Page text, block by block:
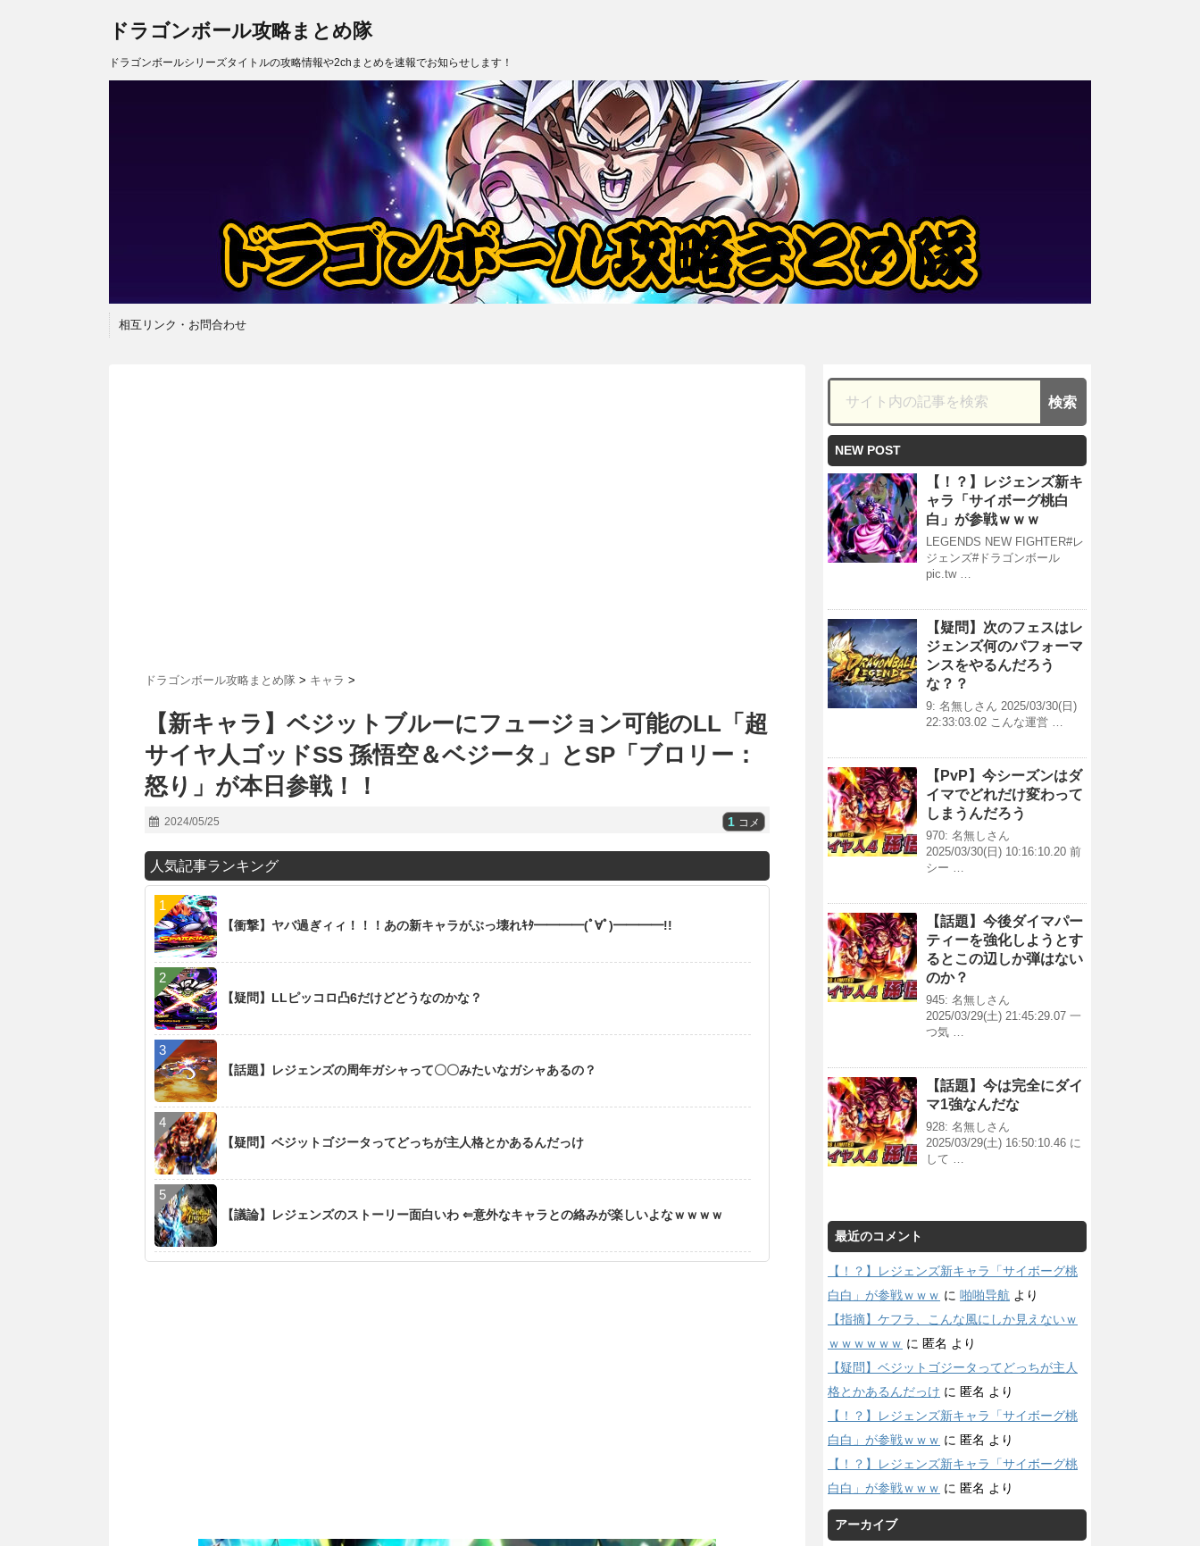
ドラゴンボール攻略まとめ隊
ドラゴンボールシリーズタイトルの攻略情報や2chまとめを速報でお知らせします！
相互リンク・お問合わせ
ドラゴンボール攻略まとめ隊 > キャラ >
【新キャラ】ベジットブルーにフュージョン可能のLL「超
サイヤ人ゴッドSS 孫悟空＆ベジータ」とSP「ブロリー：
怒り」が本日参戦！！
2024/05/25 1 コメ
人気記事ランキング
【衝撃】ヤバ過ぎィィ！！！あの新キャラがぶっ壊れｷﾀ━━━━(ﾟ∀ﾟ)━━━━!!
【疑問】LLピッコロ凸6だけどどうなのかな？
【話題】レジェンズの周年ガシャって〇〇みたいなガシャあるの？
【疑問】ベジットゴジータってどっちが主人格とかあるんだっけ
【議論】レジェンズのストーリー面白いわ ⇐意外なキャラとの絡みが楽しいよなｗｗｗｗ
NEW POST
【！？】レジェンズ新キ
ャラ「サイボーグ桃白
白」が参戦ｗｗｗ
LEGENDS NEW FIGHTER#レ
ジェンズ#ドラゴンボール
pic.tw …
【疑問】次のフェスはレ
ジェンズ何のパフォーマ
ンスをやるんだろう
な？？
9: 名無しさん 2025/03/30(日)
22:33:03.02 こんな運営 …
【PvP】今シーズンはダ
イマでどれだけ変わって
しまうんだろう
970: 名無しさん
2025/03/30(日) 10:16:10.20 前
シー …
【話題】今後ダイマパー
ティーを強化しようとす
るとこの辺しか弾はない
のか？
945: 名無しさん
2025/03/29(土) 21:45:29.07 一
つ気 …
【話題】今は完全にダイ
マ1強なんだな
928: 名無しさん
2025/03/29(土) 16:50:10.46 に
して …
最近のコメント
【！？】レジェンズ新キャラ「サイボーグ桃
白白」が参戦ｗｗｗ に 啪啪导航 より
【指摘】ケフラ、こんな風にしか見えないｗ
ｗｗｗｗｗｗ に 匿名 より
【疑問】ベジットゴジータってどっちが主人
格とかあるんだっけ に 匿名 より
【！？】レジェンズ新キャラ「サイボーグ桃
白白」が参戦ｗｗｗ に 匿名 より
【！？】レジェンズ新キャラ「サイボーグ桃
白白」が参戦ｗｗｗ に 匿名 より
アーカイブ